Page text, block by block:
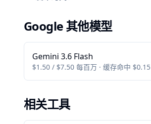
Google 其他模型
Gemini 3.6 Flash
$1.50 / $7.50 每百万 · 缓存命中 $0.15
相关工具